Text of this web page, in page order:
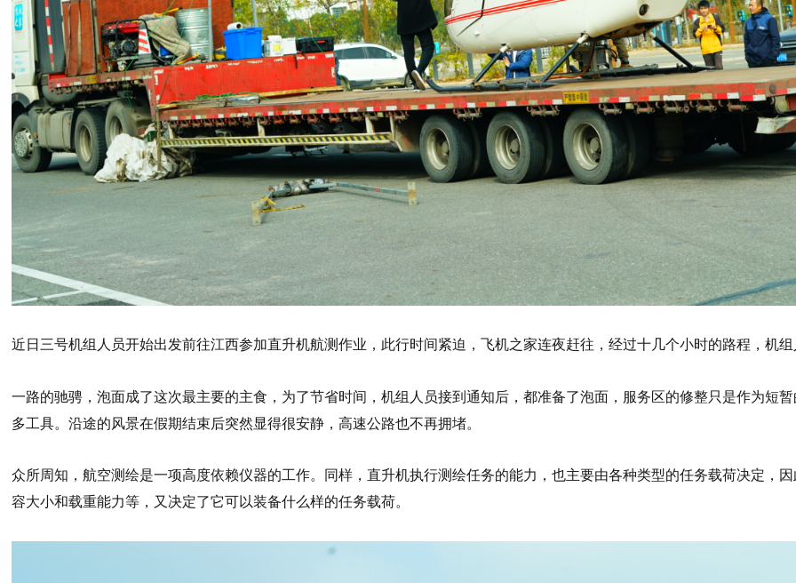
近日三号机组人员开始出发前往江西参加直升机航测作业，此行时间紧迫，飞机之家连夜赶往，经过十几个小时的路程，机
一路的驰骋，泡面成了这次最主要的主食，为了节省时间，机组人员接到通知后，都准备了泡面，服务区的修整只是作为短
多工具。沿途的风景在假期结束后突然显得很安静，高速公路也不再拥堵。
众所周知，航空测绘是一项高度依赖仪器的工作。同样，直升机执行测绘任务的能力，也主要由各种类型的任务载荷决定，
容大小和载重能力等，又决定了它可以装备什么样的任务载荷。